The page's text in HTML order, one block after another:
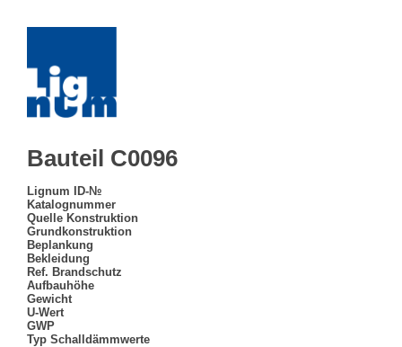
Bauteil C0096
Lignum ID-№
Katalognummer
Quelle Konstruktion
Grundkonstruktion
Beplankung
Bekleidung
Ref. Brandschutz
Aufbauhöhe
Gewicht
U-Wert
GWP
Typ Schalldämmwerte